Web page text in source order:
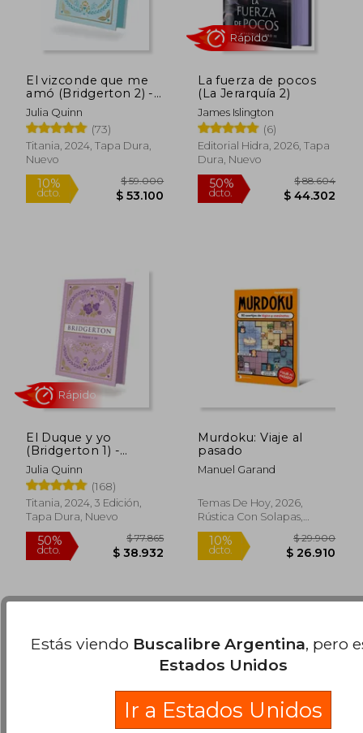
10%
dcto. $ 53.999
50%
dcto. $
50%
dcto. $ 78.939
50%
dcto. $
El vizconde que me
amó (Bridgerton 2) -
Edición coleccionista
Julia Quinn
(73)
Titania, 2024, Tapa Dura,
Nuevo
La fuerza de pocos
(La Jerarquía 2)
James Islington
(6)
Editorial Hidra, 2026, Tapa
Dura, Nuevo
El Duque y yo
(Bridgerton 1) -
Edición coleccionista
Julia Quinn
(168)
Titania, 2024, 3 Edición,
Tapa Dura, Nuevo
Murdoku: Viaje al
pasado
Manuel Garand
Temas De Hoy, 2026,
Rústica Con Solapas,
Nuevo
Estás viendo Buscalibre Argentina, pero
Estados Unidos
Ir a Estados Unidos